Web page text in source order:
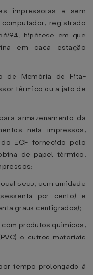
impressoras e sem
registrado
94, hipótese em que
em cada estação
de Memória de Fita-
térmico ou a jato de
armazenamento da
nela impressos,
ECF fornecido pelo
de papel térmico,
seco, com umidade
por cento) e
graus centígrados);
produtos químicos,
e outros materiais
tempo prolongado à